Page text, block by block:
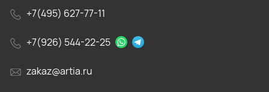
+7(495) 627-77-11
+7(926) 544-22-25
zakaz@artia.ru